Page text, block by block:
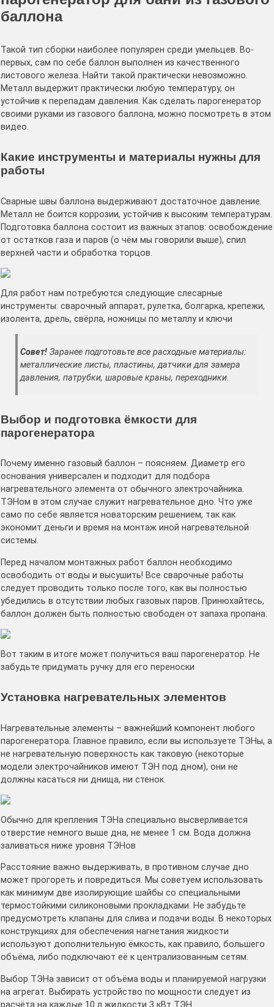
баллона
Такой тип сборки наиболее популярен среди умельцев. Во-
первых, сам по себе баллон выполнен из качественного
листового железа. Найти такой практически невозможно.
Металл выдержит практически любую температуру, он
устойчив к перепадам давления. Как сделать парогенератор
своими руками из газового баллона, можно посмотреть в этом
видео.
Какие инструменты и материалы нужны для
работы
Сварные швы баллона выдерживают достаточное давление.
Металл не боится коррозии, устойчив к высоким температурам.
Подготовка баллона состоит из важных этапов: освобождение
от остатков газа и паров (о чём мы говорили выше), спил
верхней части и обработка торцов.
Для работ нам потребуются следующие слесарные
инструменты: сварочный аппарат, рулетка, болгарка, крепежи,
изолента, дрель, свёрла, ножницы по металлу и ключи
Совет! Заранее подготовьте все расходные материалы:
металлические листы, пластины, датчики для замера
давления, патрубки, шаровые краны, переходники.
Выбор и подготовка ёмкости для
парогенератора
Почему именно газовый баллон – поясняем. Диаметр его
основания универсален и подходит для подбора
нагревательного элемента от обычного электрочайника.
ТЭНом в этом случае служит нагревательное дно. Что уже
само по себе является новаторским решением, так как
экономит деньги и время на монтаж иной нагревательной
системы.
Перед началом монтажных работ баллон необходимо
освободить от воды и высушить! Все сварочные работы
следует проводить только после того, как вы полностью
убедились в отсутствии любых газовых паров. Принюхайтесь,
баллон должен быть полностью свободен от запаха пропана.
Вот таким в итоге может получиться ваш парогенератор. Не
забудьте придумать ручку для его переноски
Установка нагревательных элементов
Нагревательные элементы – важнейший компонент любого
парогенератора. Главное правило, если вы используете ТЭНы, а
не нагревательную поверхность как таковую (некоторые
модели электрочайников имеют ТЭН под дном), они не
должны касаться ни днища, ни стенок.
Обычно для крепления ТЭНа специально высверливается
отверстие немного выше дна, не менее 1 см. Вода должна
заливаться ниже уровня ТЭНов
Расстояние важно выдерживать, в противном случае дно
может прогореть и повредиться. Мы советуем использовать
как минимум две изолирующие шайбы со специальными
термостойкими силиконовыми прокладками. Не забудьте
предусмотреть клапаны для слива и подачи воды. В некоторых
конструкциях для обеспечения нагнетания жидкости
используют дополнительную ёмкость, как правило, большего
объёма, либо подключают её к централизованным сетям.
Выбор ТЭНа зависит от объёма воды и планируемой нагрузки
на агрегат. Выбирать устройство по мощности следует из
расчёта на каждые 10 л жидкости 3 кВт ТЭН.